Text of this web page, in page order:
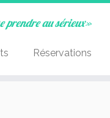
prendre au sérieux»
Réservations